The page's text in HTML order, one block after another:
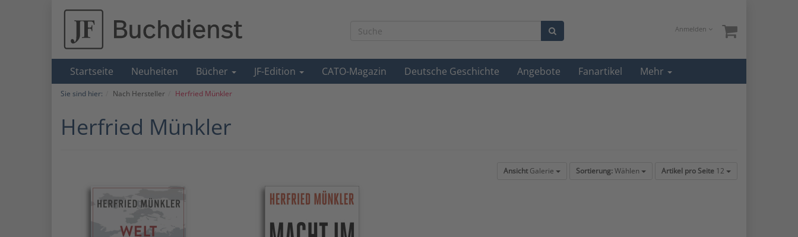
Anmelden
Startseite Neuheiten Bücher JF-Edition CATO-Magazin Deutsche Geschichte Angebote Fanartikel Mehr
Sie sind hier: Nach Hersteller Herfried Münkler
Herfried Münkler
AnsichtGalerie Sortierung:Wählen Artikel pro Seite 12